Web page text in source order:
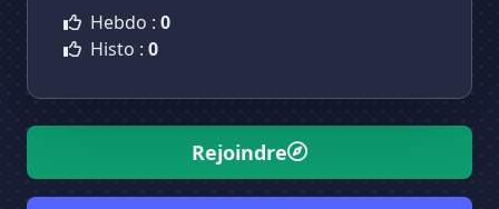
Hebdo : 0
Histo : 0
Rejoindre